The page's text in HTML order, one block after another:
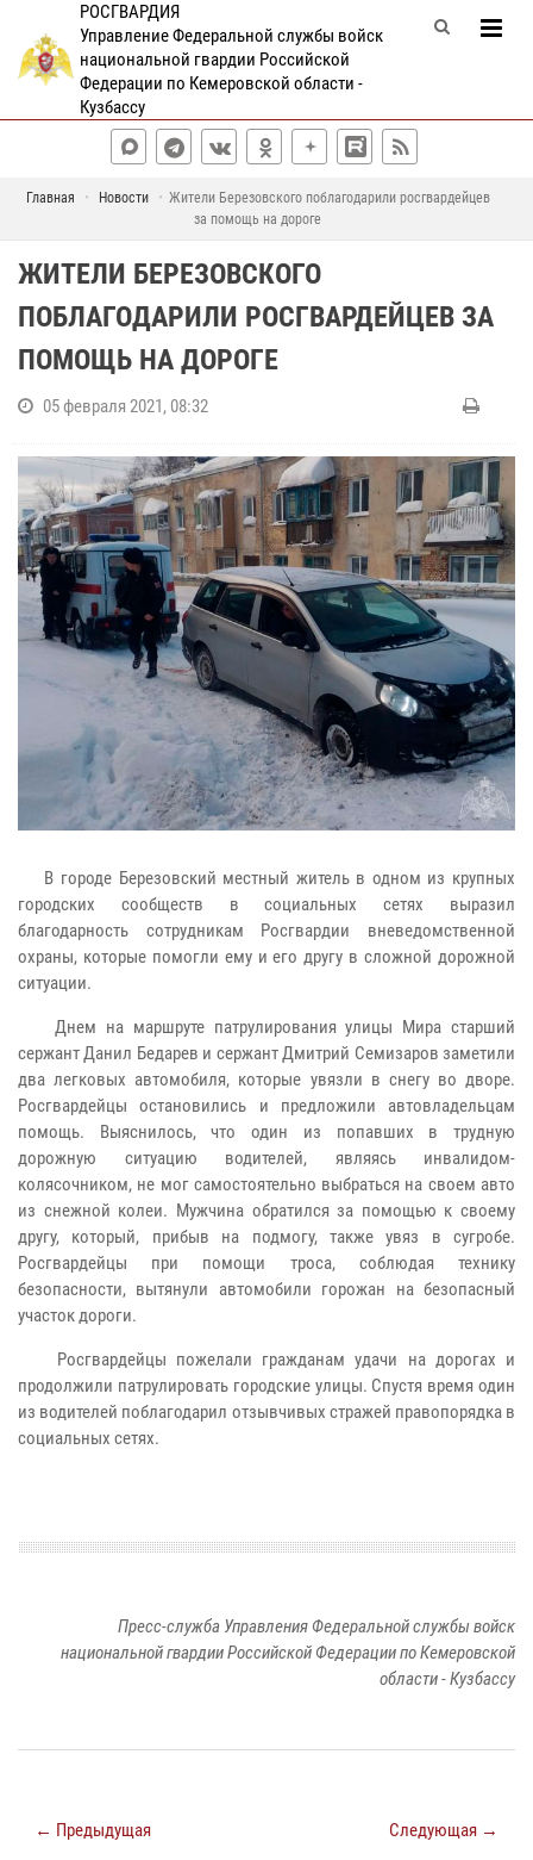
РОСГВАРДИЯ
Управление Федеральной службы войск
национальной гвардии Российской
Федерации по Кемеровской области -
Кузбассу
Главная Новости
Жители Березовского поблагодарили росгвардейцев
за помощь на дороге
ЖИТЕЛИ БЕРЕЗОВСКОГО
ПОБЛАГОДАРИЛИ РОСГВАРДЕЙЦЕВ ЗА
ПОМОЩЬ НА ДОРОГЕ
05 февраля 2021, 08:32
В городе Березовский местный житель в одном из крупных
городских сообществ в социальных сетях выразил
благодарность сотрудникам Росгвардии вневедомственной
охраны, которые помогли ему и его другу в сложной дорожной
ситуации.
Днем на маршруте патрулирования улицы Мира старший
сержант Данил Бедарев и сержант Дмитрий Семизаров заметили
два легковых автомобиля, которые увязли в снегу во дворе.
Росгвардейцы остановились и предложили автовладельцам
помощь. Выяснилось, что один из попавших в трудную
дорожную ситуацию водителей, являясь инвалидом-
колясочником, не мог самостоятельно выбраться на своем авто
из снежной колеи. Мужчина обратился за помощью к своему
другу, который, прибыв на подмогу, также увяз в сугробе.
Росгвардейцы при помощи троса, соблюдая технику
безопасности, вытянули автомобили горожан на безопасный
участок дороги.
Росгвардейцы пожелали гражданам удачи на дорогах и
продолжили патрулировать городские улицы. Спустя время один
из водителей поблагодарил отзывчивых стражей правопорядка в
социальных сетях.
Пресс-служба Управления Федеральной службы войск
национальной гвардии Российской Федерации по Кемеровской
области - Кузбассу
← Предыдущая Следующая →